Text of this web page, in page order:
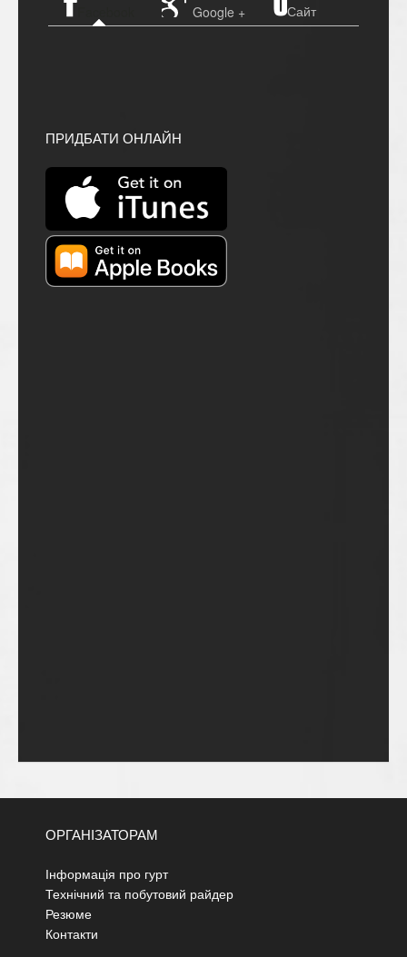
Google + Сайт
ПРИДБАТИ ОНЛАЙН
ОРГАНІЗАТОРАМ
Інформація про гурт
Технічний та побутовий райдер
Резюме
Контакти